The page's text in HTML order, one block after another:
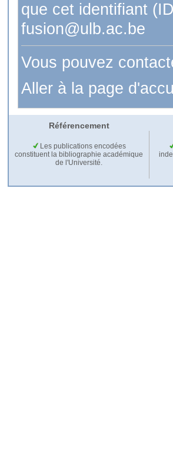
que cet identifiant
fusion@ulb.ac.be
Vous pouvez
Aller à la page
Référencement
Les publications encodées
constituent la bibliographie académique
de l'Université.